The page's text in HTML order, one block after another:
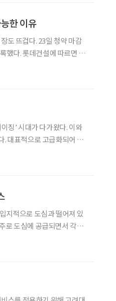
한 이유
도 뜨겁다. 23일 청약 마감
했다. 롯데건설에 따르면 가
시대가 다가왔다. 이와
. 대표적으로 고급화되어 가
지적으로 도심과 떨어져 있
로 도심에 공급되면서 각종